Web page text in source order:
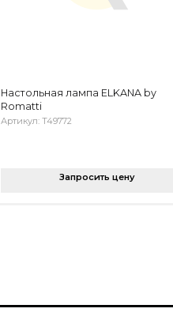
Настольная лампа ELKANA by
Romatti
Артикул: T49772
Запросить цену